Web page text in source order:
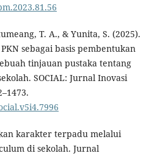
T. A., & Yunita, S. (2025).
sebagai basis pembentukan
tinjauan pustaka tentang
SOCIAL: Jurnal Inovasi
karakter terpadu melalui
di sekolah. Jurnal